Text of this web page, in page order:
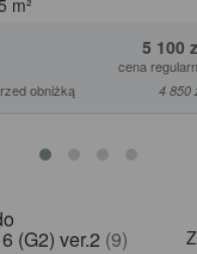
5 100
cena
obniżką
4 850
(G2) ver.2 (9)